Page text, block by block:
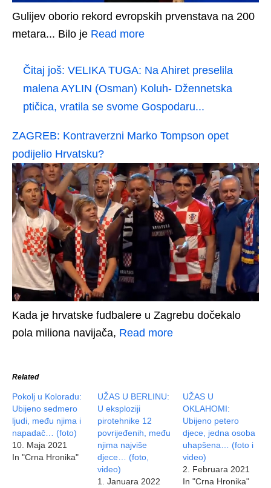
Gulijev oborio rekord evropskih prvenstava na 200
metara... Bilo je Read more
Čitaj još: VELIKA TUGA: Na Ahiret preselila
malena AYLIN (Osman) Koluh- Džennetska
ptičica, vratila se svome Gospodaru...
ZAGREB: Kontraverzni Marko Tompson opet
podijelio Hrvatsku?
Kada je hrvatske fudbalere u Zagrebu dočekalo
pola miliona navijača, Read more
Related
Pokolj u Koloradu:
Ubijeno sedmero
ljudi, među njima i
napadač… (foto)
10. Maja 2021
In "Crna Hronika"
UŽAS U BERLINU:
U eksploziji
pirotehnike 12
povrijeđenih, među
njima najviše
djece… (foto,
video)
1. Januara 2022
UŽAS U
OKLAHOMI:
Ubijeno petero
djece, jedna osoba
uhapšena… (foto i
video)
2. Februara 2021
In "Crna Hronika"